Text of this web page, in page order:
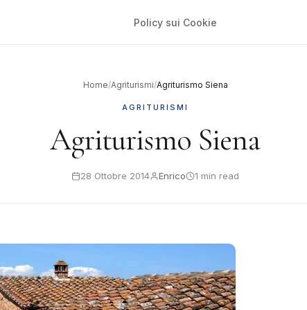
Policy sui Cookie
Home/Agriturismi/Agriturismo Siena
AGRITURISMI
Agriturismo Siena
28 Ottobre 2014 Enrico 1 min read